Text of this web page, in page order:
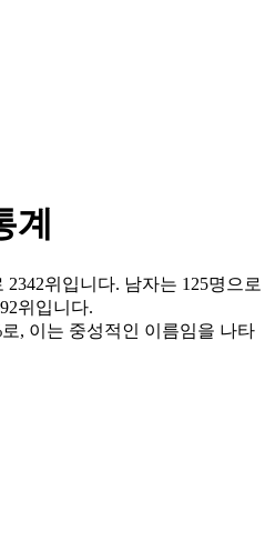
계
위입니다. 남자는 125명으로
위입니다.
, 이는 중성적인 이름임을 나타